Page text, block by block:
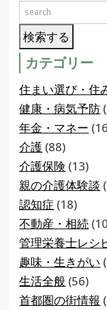
カテゴリー
住まい選び・住
健康・病気予防
年金・マネー
介護 (88)
介護保険 (13)
親の介護体験談
認知症 (18)
不動産・相続
管理栄養士レシ
趣味・生きがい
生活全般 (56)
首都圏の街情報